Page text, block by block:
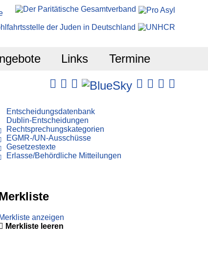
Links Termine
Entscheidungsdatenbank
Dublin-Entscheidungen
Rechtsprechungskategorien
EGMR-/UN-Ausschüsse
Gesetzestexte
Erlasse/Behördliche Mitteilungen
Merkliste anzeigen
Merkliste leeren